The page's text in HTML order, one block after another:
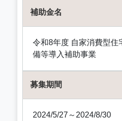
補助金名
令和8年度 自家消費型住
備等導入補助事業
募集期間
2024/5/27～2024/8/30